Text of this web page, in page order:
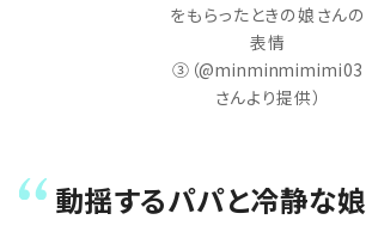
をもらったときの娘さんの
表情
③（@minminmimimi03
さんより提供）
動揺するパパと冷静な娘